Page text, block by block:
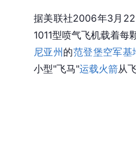
据美联社2006年3月
1011型喷气飞机载着
尼亚州的范登堡空军基
小型"飞马"运载火箭从